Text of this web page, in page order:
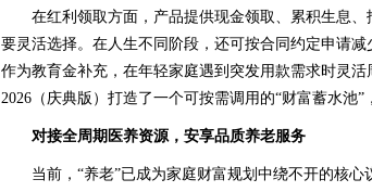
在红利领取方面，产品提供现金领取、累积生息
要灵活选择。在人生不同阶段，还可按合同约定申请
作为教育金补充，在年轻家庭遇到突发用款需求时灵
2026（庆典版）打造了一个可按需调用的“财富蓄水池”
对接全周期医养资源，安享品质养老服务
当前，“养老”已成为家庭财富规划中绕不开的核